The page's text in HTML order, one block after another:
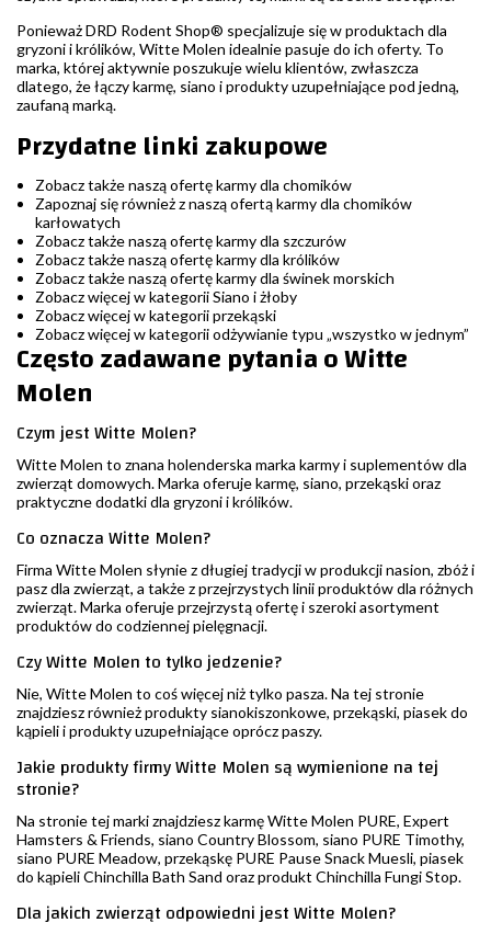
Ponieważ DRD Rodent Shop® specjalizuje się w produktach dla
gryzoni i królików, Witte Molen idealnie pasuje do ich oferty. To
marka, której aktywnie poszukuje wielu klientów, zwłaszcza
dlatego, że łączy karmę, siano i produkty uzupełniające pod jedną,
zaufaną marką.
Przydatne linki zakupowe
Zobacz także naszą ofertę karmy dla chomików
Zapoznaj się również z naszą ofertą karmy dla chomików
karłowatych
Zobacz także naszą ofertę karmy dla szczurów
Zobacz także naszą ofertę karmy dla królików
Zobacz także naszą ofertę karmy dla świnek morskich
Zobacz więcej w kategorii Siano i żłoby
Zobacz więcej w kategorii przekąski
Zobacz więcej w kategorii odżywianie typu „wszystko w jednym”
Często zadawane pytania o Witte
Molen
Czym jest Witte Molen?
Witte Molen to znana holenderska marka karmy i suplementów dla
zwierząt domowych. Marka oferuje karmę, siano, przekąski oraz
praktyczne dodatki dla gryzoni i królików.
Co oznacza Witte Molen?
Firma Witte Molen słynie z długiej tradycji w produkcji nasion, zbóż i
pasz dla zwierząt, a także z przejrzystych linii produktów dla różnych
zwierząt. Marka oferuje przejrzystą ofertę i szeroki asortyment
produktów do codziennej pielęgnacji.
Czy Witte Molen to tylko jedzenie?
Nie, Witte Molen to coś więcej niż tylko pasza. Na tej stronie
znajdziesz również produkty sianokiszonkowe, przekąski, piasek do
kąpieli i produkty uzupełniające oprócz paszy.
Jakie produkty firmy Witte Molen są wymienione na tej
stronie?
Na stronie tej marki znajdziesz karmę Witte Molen PURE, Expert
Hamsters & Friends, siano Country Blossom, siano PURE Timothy,
siano PURE Meadow, przekąskę PURE Pause Snack Muesli, piasek
do kąpieli Chinchilla Bath Sand oraz produkt Chinchilla Fungi Stop.
Dla jakich zwierząt odpowiedni jest Witte Molen?